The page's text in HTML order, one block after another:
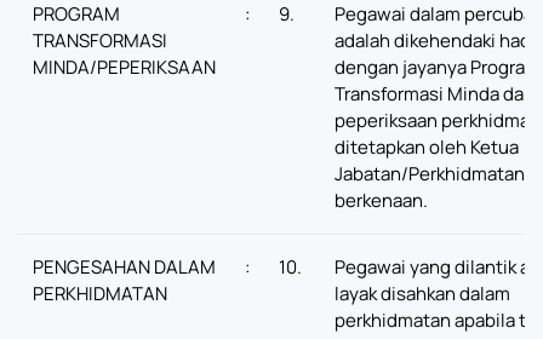
PROGRAM
TRANSFORMASI
MINDA/PEPERIKSAAN
: 9.
Pegawai dalam
adalah dikehendaki hadir
dengan jayanya Program
Transformasi Minda dan
peperiksaan
ditetapkan oleh Ketua
Jabatan/Perkhidmatan
berkenaan.
PENGESAHAN DALAM
PERKHIDMATAN
: 10.
Pegawai yang dilantik
layak disahkan dalam
perkhidmatan apabila